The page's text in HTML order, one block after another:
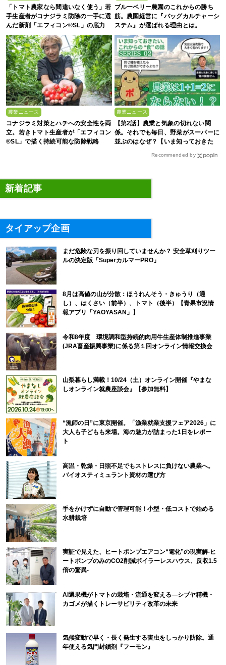
「トマト農家なら間違いなく使う」若
手生産者がコナジラミ防除の一手に選
んだ新剤「エフィコン®SL」の底力
ブルーベリー農園のこれからの勝ち
筋。農園経営に『バッグカルチャーシ
ステム』が選ばれる理由とは。
農業ニュース
コナジラミ対策とハチへの安全性を両
立。若きトマト生産者が「エフィコン
®SL」で描く持続可能な防除戦略
農業ニュース
【第2話】農業と気象の切れない関
係。それでも毎日、野菜がスーパーに
並ぶのはなぜ？【いま知っておきた
Recommended by
新着記事
タイアップ企画
まだ危険な刃を振り回していませんか？ 安全草刈りツー
ルの決定版「SuperカルマーPRO」
8月は高値の山が分散：ほうれんそう・きゅうり（通
し）、はくさい（前半）、トマト（後半）【青果市況情
報アプリ「YAOYASAN」】
令和8年度 環境調和型持続的肉用牛生産体制推進事業
(JRA畜産振興事業)に係る第１回オンライン情報交換会
山梨暮らし満載！10/24（土）オンライン開催『やまな
しオンライン就農座談会』【参加無料】
“漁師の日”に東京開催。「漁業就業支援フェア2026」に
大人も子どもも来場。海の魅力が詰まった1日をレポー
ト
高温・乾燥・日照不足でもストレスに負けない農業へ。
バイオスティミュラント資材の選び方
手をかけずに自動で管理可能！小型・低コストで始める
水耕栽培
実証で見えた、ヒートポンプエアコン“電化”の現実解-ヒ
ートポンプのみのCO2削減ボイラーレスハウス、反収1.5
倍の驚異-
AI選果機がトマトの栽培・流通を変える―シブヤ精機・
カゴメが描くトレーサビリティ改革の未来
気候変動で早く・長く発生する害虫をしっかり防除。通
年使える気門封鎖剤『フーモン』